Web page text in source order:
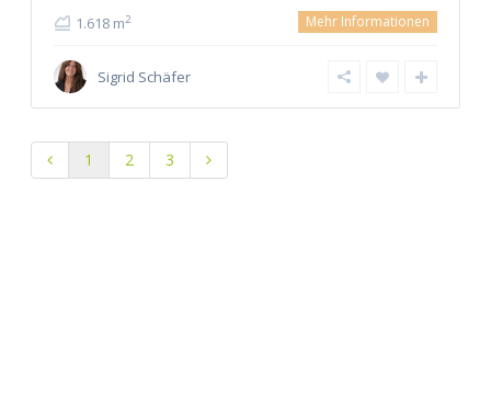
1.618 m2 Mehr Informationen
Sigrid Schäfer
1 2 3